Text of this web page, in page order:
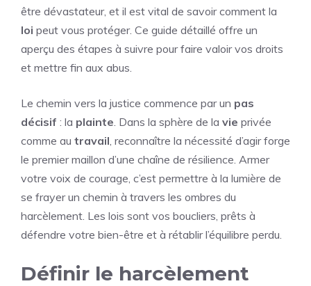
être dévastateur, et il est vital de savoir comment la
loi peut vous protéger. Ce guide détaillé offre un
aperçu des étapes à suivre pour faire valoir vos droits
et mettre fin aux abus.
Le chemin vers la justice commence par un pas
décisif : la plainte. Dans la sphère de la vie privée
comme au travail, reconnaître la nécessité d’agir forge
le premier maillon d’une chaîne de résilience. Armer
votre voix de courage, c’est permettre à la lumière de
se frayer un chemin à travers les ombres du
harcèlement. Les lois sont vos boucliers, prêts à
défendre votre bien-être et à rétablir l’équilibre perdu.
Définir le harcèlement